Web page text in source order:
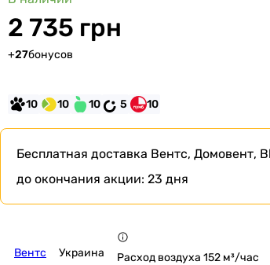
2 735 грн
+27бонусов
10 10 10 5 10
Бесплатная доставка Вентс, Домовент,
до окончания акции: 23 дня
Вентс Украина Расход воздуха 152 м³/час